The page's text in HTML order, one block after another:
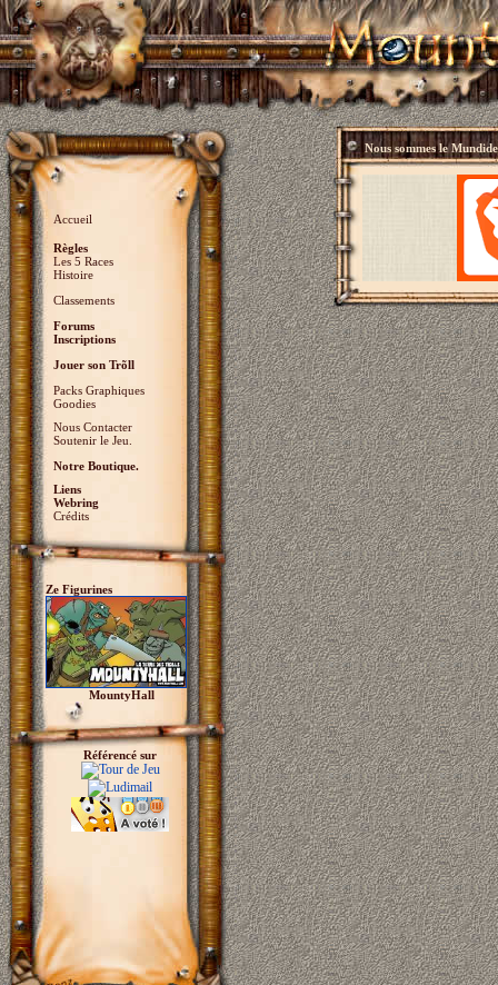
Accueil
Règles
Les 5 Races
Histoire
Classements
Forums
Inscriptions
Jouer son Trõll
Packs Graphiques
Goodies
Nous Contacter
Soutenir le Jeu.
Notre Boutique.
Liens
Webring
Crédits
Ze Figurines
MountyHall
Référencé sur
Nous sommes le